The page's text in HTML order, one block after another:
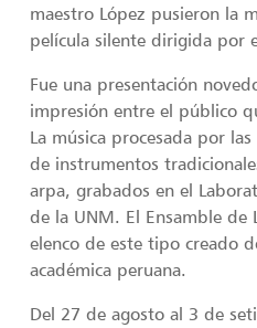
maestro López pusieron la
película silente dirigida por
Fue una presentación
impresión entre el público
La música procesada por
de instrumentos
arpa, grabados en el
de la UNM. El Ensamble de
elenco de este tipo creado
académica peruana.
Del 27 de agosto al 3 de